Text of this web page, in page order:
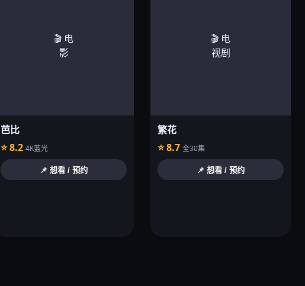
🎬 电
影
芭比
⭐ 8.2 4K蓝光
📌 想看 / 预约
🎬 电
视剧
繁花
⭐ 8.7 全30集
📌 想看 / 预约